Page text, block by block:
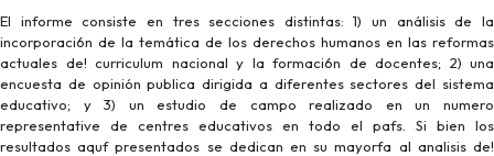
El informe consiste en tres secciones distintas: 1) un análisis de la
incorporaci6n de la temática de los derechos humanos en las reformas
actuales de! curriculum nacional y la formaci6n de docentes; 2) una
encuesta de opinión publica dirigida a diferentes sectores del sistema
educativo; y 3) un estudio de campo realizado en un numero
representative de centres educativos en todo el pafs. Si bien los
resultados aquf presentados se dedican en su mayorfa al analisis de!